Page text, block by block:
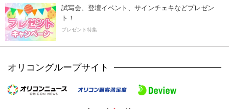
試写会、登壇イベント、サインチェキなどプレゼン
ト！
プレゼント特集
オリコングループサイト